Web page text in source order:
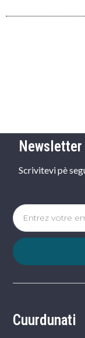
Newsletter
Scrivitevi pè
Cuurdunati